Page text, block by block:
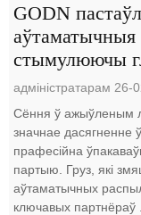
GODN
аўтаматычныя
стымулюючы
адміністратарам 26-
Сёння ў ажыўленым
значнае дасягненне ў
прафесійна
партыю. Груз, які
аўтаматычных
ключавых партнёраў